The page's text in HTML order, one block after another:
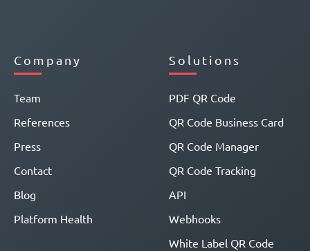
Company
Team
References
Press
Contact
Blog
Platform Health
Solutions
PDF QR Code
QR Code Business Card
QR Code Manager
QR Code Tracking
API
Webhooks
White Label QR Code